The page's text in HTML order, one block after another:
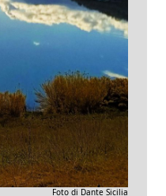
Foto di Dante Sicilia